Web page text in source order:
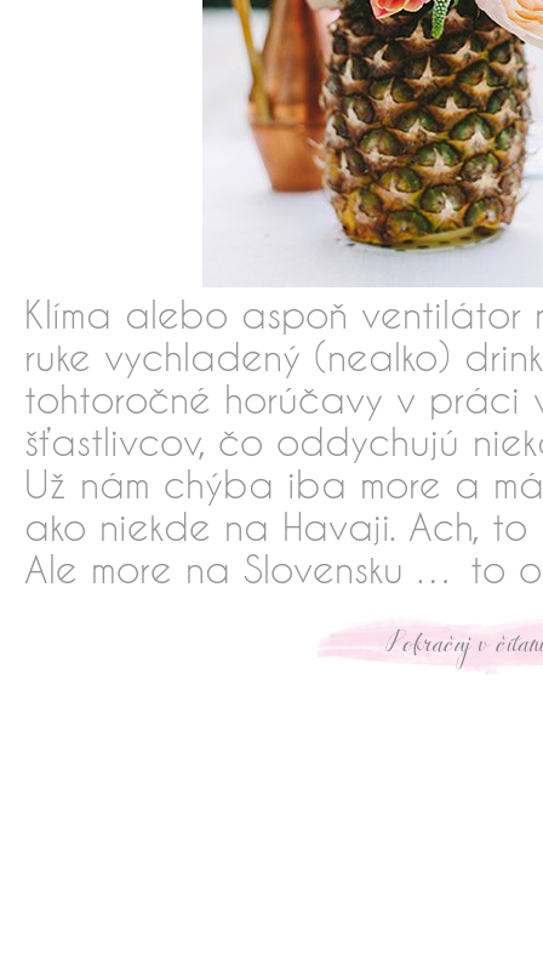
Klíma alebo aspoň
ruke vychladený (nealko)
tohtoročné horúčavy v práci
šťastlivcov, čo oddychujú
Už nám chýba iba more a
ako niekde na Havaji. Ach, to
Ale more na Slovensku … to